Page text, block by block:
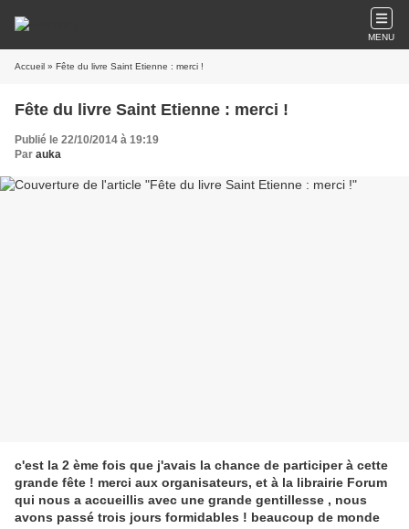
MENU
Accueil » Fête du livre Saint Etienne : merci !
Fête du livre Saint Etienne : merci !
Publié le 22/10/2014 à 19:19
Par auka
c'est la 2 ème fois que j'avais la chance de participer à cette
grande fête ! merci aux organisateurs, et à la librairie Forum
qui nous a accueillis avec une grande gentillesse , nous
avons passé trois jours formidables ! beaucoup de monde